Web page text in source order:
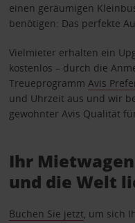
einen geräumigen
benötigen: Das perfekte
Vielmieter erhalten ein
kostenlos – durch die
Treueprogramm Avis
und Uhrzeit aus und wir
gewohnter Avis Qualität
Ihr
und die Welt
Buchen Sie jetzt, um sich